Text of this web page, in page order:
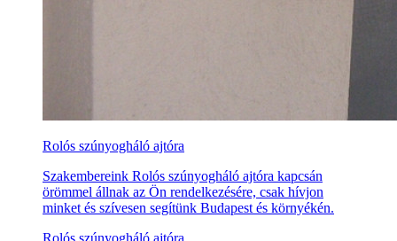
Rolós szúnyogháló ajtóra
Szakembereink Rolós szúnyogháló ajtóra kapcsán
örömmel állnak az Ön rendelkezésére, csak hívjon
minket és szívesen segítünk Budapest és környékén.